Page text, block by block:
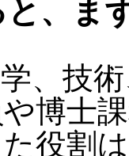
、ま
、技
博士
役割